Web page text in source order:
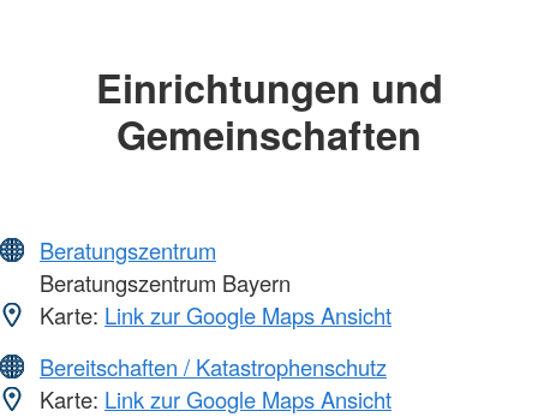
Einrichtungen und
Gemeinschaften
Beratungszentrum
Beratungszentrum Bayern
Karte: Link zur Google Maps Ansicht
Bereitschaften / Katastrophenschutz
Karte: Link zur Google Maps Ansicht